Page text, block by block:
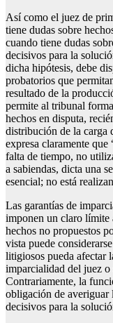
Así como el juez de
tiene dudas sobre
cuando tiene dudas
decisivos para la
dicha hipótesis, debe
probatorios que
resultado de la
permite al tribunal
hechos en disputa,
distribución de la carga
expresa claramente
falta de tiempo, no
a sabiendas, dicta una
esencial; no está
Las garantías de
imponen un claro límite
hechos no propuestos
vista puede
litigiosos pueda afectar
imparcialidad del juez o
Contrariamente, la
obligación de averiguar
decisivos para la